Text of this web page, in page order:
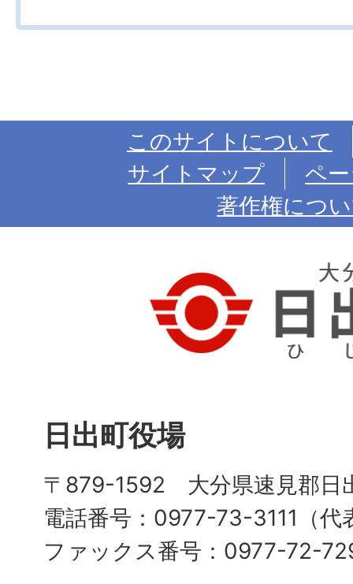
このサイトについて
サイトマップ
ペ
著作権につ
日出町役場
〒879-1592 大分県速見郡日
電話番号：0977-73-3111（代
ファックス番号：0977-72-